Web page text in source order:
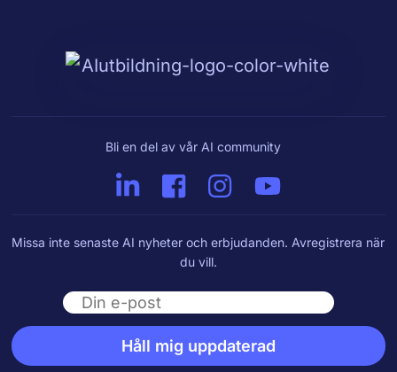
Bli en del av vår AI community
Missa inte senaste AI nyheter och erbjudanden. Avregistrera när
du vill.
Email
Håll mig uppdaterad